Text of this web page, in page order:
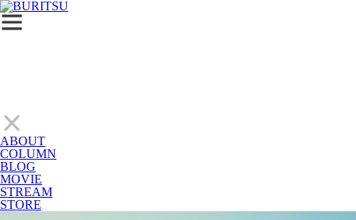
ABOUT
COLUMN
BLOG
MOVIE
STREAM
STORE